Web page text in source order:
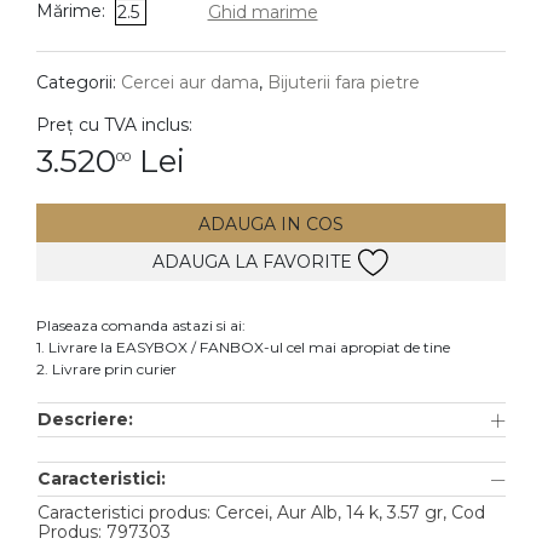
DIAMANTE Vezi toate
Cercei
Accesorii
Aur alb
Aur roz
Mărime: 2.5 Ghid marime
Categorii: Cercei aur dama, Bijuterii fara pietre
Preț cu TVA inclus:
3.52000 Lei
ADAUGA IN COS
ADAUGA LA FAVORITE
Plaseaza comanda astazi si ai:
1. Livrare la EASYBOX / FANBOX-ul cel mai apropiat de tine
2. Livrare prin curier
Descriere:
Caracteristici:
Caracteristici produs: Cercei, Aur Alb, 14 k, 3.57 gr, Cod
Produs: 797303